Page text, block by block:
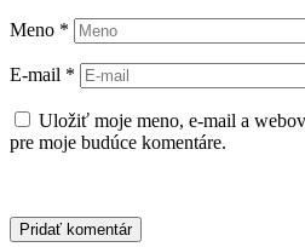
Meno *
E-mail *
Uložiť moje meno, e-mail a
pre moje budúce komentáre.